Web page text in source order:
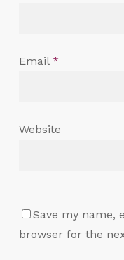
Email *
Website
Save my name,
browser for the